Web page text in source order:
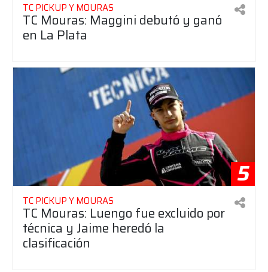
TC PICKUP Y MOURAS
TC Mouras: Maggini debutó y ganó
en La Plata
5
TC PICKUP Y MOURAS
TC Mouras: Luengo fue excluido por
técnica y Jaime heredó la
clasificación